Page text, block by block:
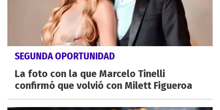
SEGUNDA OPORTUNIDAD
La foto con la que Marcelo Tinelli
confirmó que volvió con Milett Figueroa